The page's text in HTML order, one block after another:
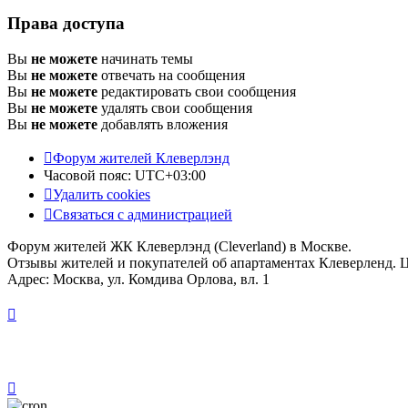
Права доступа
Вы не можете начинать темы
Вы не можете отвечать на сообщения
Вы не можете редактировать свои сообщения
Вы не можете удалять свои сообщения
Вы не можете добавлять вложения
Форум жителей Клеверлэнд
Часовой пояс: UTC+03:00
Удалить cookies
Связаться с администрацией
Форум жителей ЖК Клеверлэнд (Cleverland) в Москве.
Отзывы жителей и покупателей об апартаментах Клеверленд.
Адрес: Москва, ул. Комдива Орлова, вл. 1